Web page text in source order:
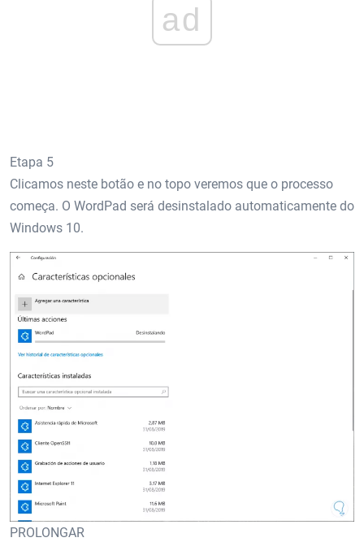
ad
Etapa 5
Clicamos neste botão e no topo veremos que o processo
começa. O WordPad será desinstalado automaticamente do
Windows 10.
PROLONGAR